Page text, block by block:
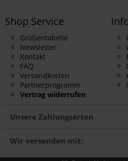
Shop Service
Größentabelle
Newsletter
Kontakt
FAQ
Versandkosten
Partnerprogramm
Vertrag widerrufen
Unsere Zahlungsarten
Wir versenden mit: